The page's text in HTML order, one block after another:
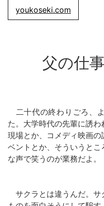
youkoseki.com
父の仕
二十代の終わりごろ、
た。大学時代の先輩に誘
現場とか、コメディ映画
ベントとか、そういうと
な声で笑うのが業務だよ。
サクラとは違うんだ。サ